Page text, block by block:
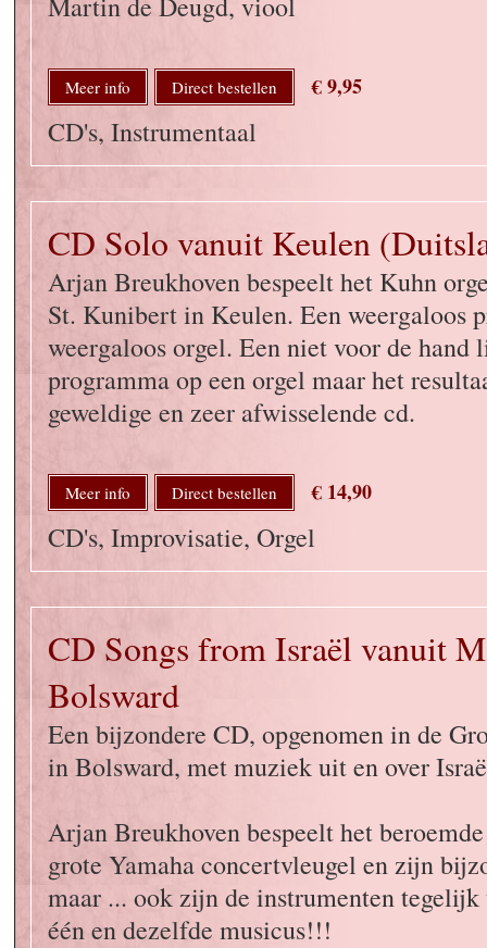
Meer info Direct bestellen € 9,95
CD's, Instrumentaal
CD Solo vanuit Keulen
Arjan Breukhoven bespeelt het Kuhn
St. Kunibert in Keulen. Een weergaloos
weergaloos orgel. Een niet voor de hand
programma op een orgel maar het
geweldige en zeer afwisselende cd.
Meer info Direct bestellen € 14,90
CD's, Improvisatie, Orgel
CD Songs from Israël vanuit
Bolsward
Een bijzondere CD, opgenomen in de
in Bolsward, met muziek uit en over
Arjan Breukhoven bespeelt het
grote Yamaha concertvleugel en zijn
maar ... ook zijn de instrumenten
één en dezelfde musicus!!!